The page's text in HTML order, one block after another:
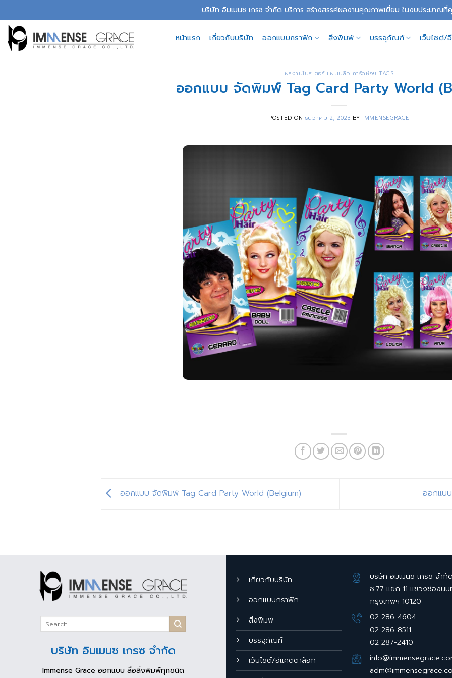
to
content
บริษัท อิมเมนซ เกรซ จำกัด บริการ สร้างสรรค์ผลงานคุณภาพเยี่ยม ในงบประมาณ
หน้าแรก เกี่ยวกับบริษัท ออกแบบกราฟิก สิ่งพิมพ์ บรรจุภัณฑ์ เว็บไซต์/
ผลงานโปสเตอร์ แผ่นปลิว การ์ดห้อย TAGS
ออกแบบ จัดพิมพ์ Tag Card Party World
POSTED ON ธันวาคม 2, 2023 BY IMMENSEGRACE
ออกแบบ จัดพิมพ์ Tag Card Party World (Belgium) ออกแบ
บริษัท อิมเมนซ เกรซ จำกัด
Immense Grace ออกแบบ สื่อสิ่งพิมพ์ทุกชนิด
เกี่ยวกับบริษัท
ออกแบบกราฟิก
สิ่งพิมพ์
บรรจุภัณฑ์
เว็บไซต์/อีแคตตาล็อก
บริษัท อิมเมนซ เกรซ จำกั
ซ.77 แยก 11 แขวงช่องนน
กรุงเทพฯ 10120
02 286-4604
02 286-8511
02 287-2410